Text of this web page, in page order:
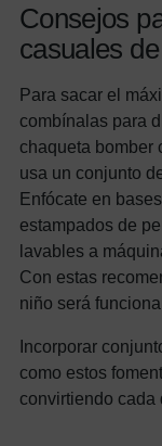
Consejos
casuales
Para sacar el
combínalas para
chaqueta bomber
usa un conjunto
Enfócate en
estampados de
lavables a
Con estas
niño será
Incorporar
como estos
convirtiendo cada